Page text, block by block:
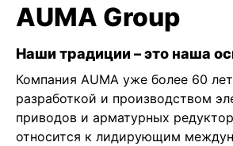
AUMA Group
Наши традиции – это наша
Компания AUMA уже более 60
разработкой и производством
приводов и арматурных
относится к лидирующим